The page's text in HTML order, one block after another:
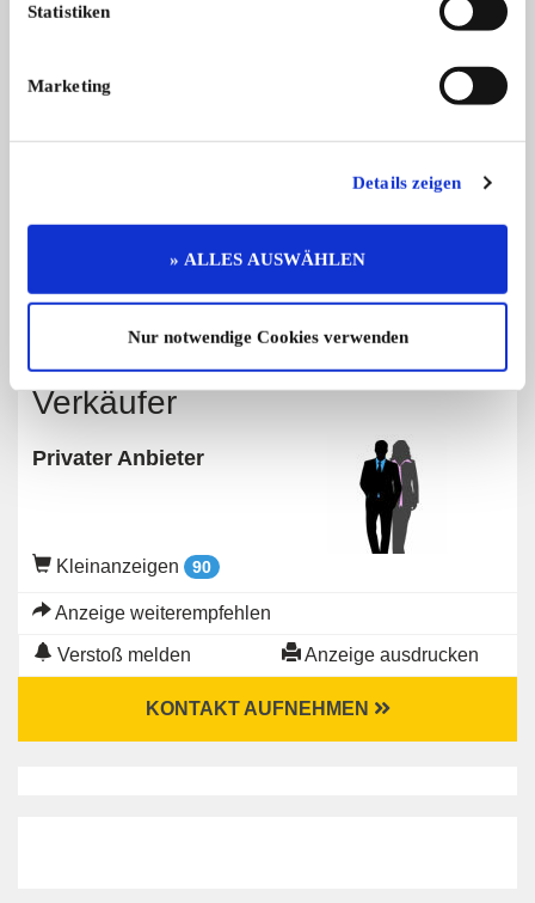
Statistiken
Marketing
Details zeigen
» ALLES AUSWÄHLEN
Nur notwendige Cookies verwenden
495 x angesehen
Preis auf Anfrage
Verkäufer
Privater Anbieter
Kleinanzeigen 90
Anzeige weiterempfehlen
Verstoß melden Anzeige ausdrucken
KONTAKT AUFNEHMEN